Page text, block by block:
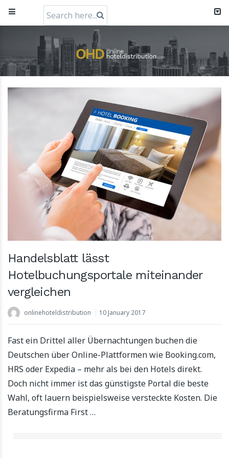
RateGain72MillionCapitalRaiseHeader
22 March 2024
Search
for:
Handelsblatt lässt
Hotelbuchungsportale miteinander
vergleichen
onlinehoteldistribution 10 January 2017
Fast ein Drittel aller Übernachtungen buchen die
Deutschen über Online-Plattformen wie Booking.com,
HRS oder Expedia – mehr als bei den Hotels direkt.
Doch nicht immer ist das günstigste Portal die beste
Wahl, oft lauern beispielsweise versteckte Kosten. Die
Beratungsfirma First …